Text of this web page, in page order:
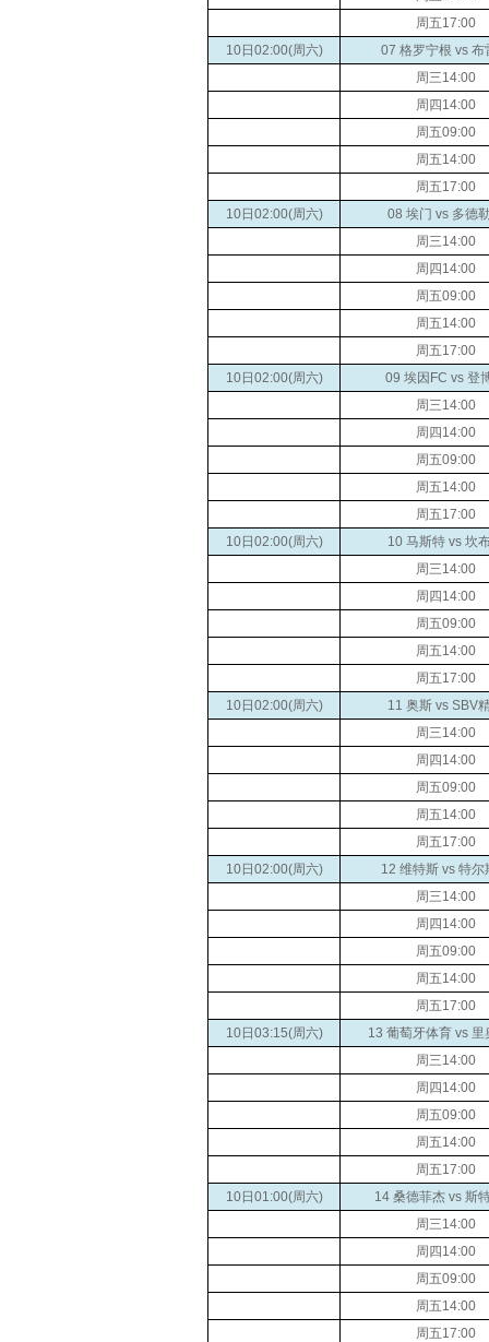
周五17:00
10日02:00(周六)
07 格罗宁根 vs 布
周三14:00
周四14:00
周五09:00
周五14:00
周五17:00
10日02:00(周六)
08 埃门 vs 多德
周三14:00
周四14:00
周五09:00
周五14:00
周五17:00
10日02:00(周六)
09 埃因FC vs 登
周三14:00
周四14:00
周五09:00
周五14:00
周五17:00
10日02:00(周六)
10 马斯特 vs 坎
周三14:00
周四14:00
周五09:00
周五14:00
周五17:00
10日02:00(周六)
11 奥斯 vs SBV
周三14:00
周四14:00
周五09:00
周五14:00
周五17:00
10日02:00(周六)
12 维特斯 vs 特尔
周三14:00
周四14:00
周五09:00
周五14:00
周五17:00
10日03:15(周六)
13 葡萄牙体育 vs 里
周三14:00
周四14:00
周五09:00
周五14:00
周五17:00
10日01:00(周六)
14 桑德菲杰 vs 斯
周三14:00
周四14:00
周五09:00
周五14:00
周五17:00